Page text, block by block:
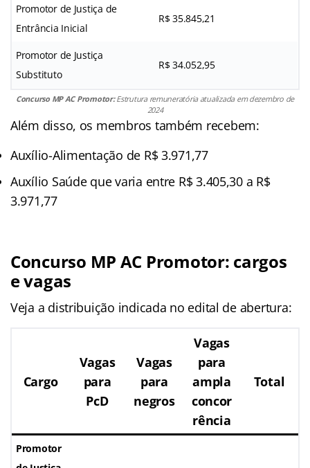
Promotor de Justiça de
Entrância Inicial
R$ 35.845,21
Promotor de Justiça
Substituto
R$ 34.052,95
Concurso MP AC Promotor:Estrutura remuneratória atualizada em dezembro de
2024
Além disso, os membros também recebem:
Auxílio-Alimentação de R$ 3.971,77
Auxílio Saúde que varia entre R$ 3.405,30 a R$
3.971,77
Concurso MP AC Promotor: cargos
e vagas
Veja a distribuição indicada no edital de abertura:
Cargo
Vagas
para
PcD
Vagas
para
negros
Vagas
para
ampla
concor
rência
Total
Promotor